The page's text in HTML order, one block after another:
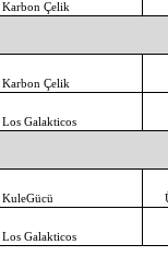
Karbon Çelik
Karbon Çelik
Los Galakticos
KuleGücü
Los Galakticos